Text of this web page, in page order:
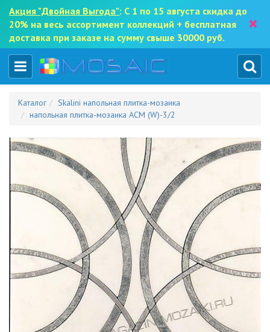
Акция "Двойная Выгода": С 1 по 15 августа скидка до
20% на весь ассортимент коллекций + бесплатная
доставка при заказе на сумму свыше 30000 руб.
×
Каталог
Skalini напольная плитка-мозаика
напольная плитка-мозаика ACM (W)-3/2